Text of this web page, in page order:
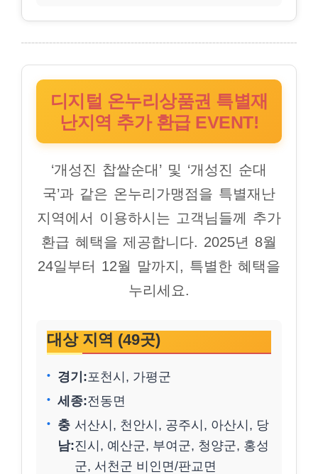
디지털 온누리상품권 특별재
난지역 추가 환급 EVENT!
‘개성진 찹쌀순대’ 및 ‘개성진 순대
국’과 같은 온누리가맹점을 특별재난
지역에서 이용하시는 고객님들께 추가
환급 혜택을 제공합니다. 2025년 8월
24일부터 12월 말까지, 특별한 혜택을
누리세요.
대상 지역 (49곳)
경기:포천시, 가평군
세종:전동면
충
남:
서산시, 천안시, 공주시, 아산시, 당
진시, 예산군, 부여군, 청양군, 홍성
군, 서천군 비인면/판교면